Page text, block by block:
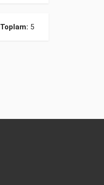
Toplam: 5